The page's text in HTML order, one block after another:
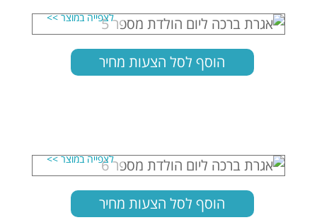
הוסף לסל הצעות מחיר
הוסף לסל הצעות מחיר